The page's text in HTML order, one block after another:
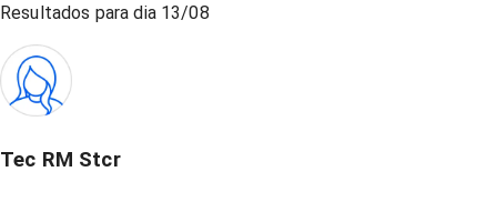
Resultados para dia 13/08
Tec RM Stcr